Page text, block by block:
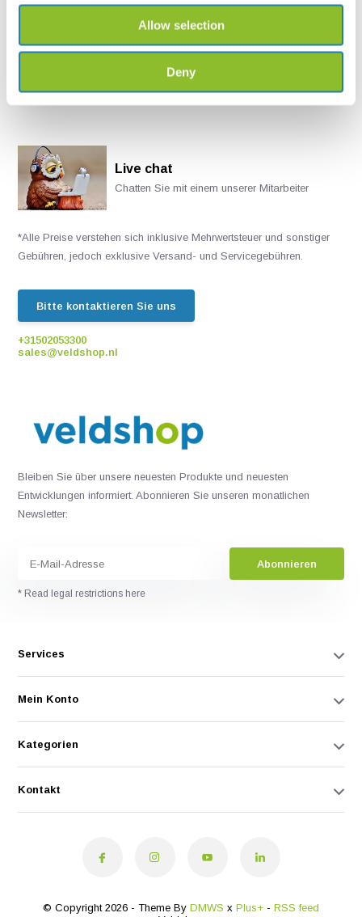
Allow selection
Deny
Live chat
Chatten Sie mit einem unserer Mitarbeiter
*Alle Preise verstehen sich inklusive Mehrwertsteuer und sonstiger
Gebühren, jedoch exklusive Versand- und Servicegebühren.
Bitte kontaktieren Sie uns
+31502053300
sales@veldshop.nl
Bleiben Sie über unsere neuesten Produkte und neuesten
Entwicklungen informiert. Abonnieren Sie unseren monatlichen
Newsletter:
Abonnieren
* Read legal restrictions here
Services
Mein Konto
Kategorien
Kontakt
© Copyright 2026 - Theme By DMWS x Plus+ - RSS feed